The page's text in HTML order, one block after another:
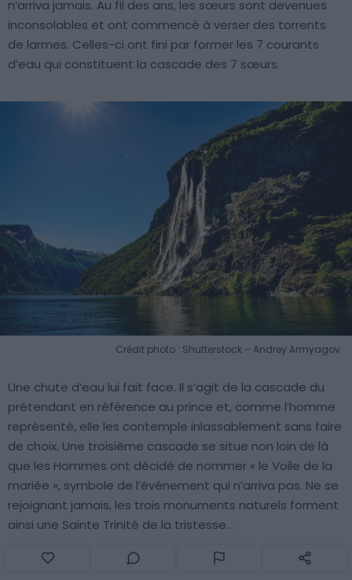
n’arriva jamais. Au fil des ans, les sœurs sont devenues
inconsolables et ont commencé à verser des torrents
de larmes. Celles-ci ont fini par former les 7 courants
d’eau qui constituent la cascade des 7 sœurs.
Crédit photo : Shutterstock – Andrey Armyagov
Une chute d’eau lui fait face. Il s’agit de la cascade du
prétendant en référence au prince et, comme l’homme
représenté, elle les contemple inlassablement sans faire
de choix. Une troisième cascade se situe non loin de là
que les Hommes ont décidé de nommer « le Voile de la
mariée », symbole de l’événement qui n’arriva pas. Ne se
rejoignant jamais, les trois monuments naturels forment
ainsi une Sainte Trinité de la tristesse…
A la rencontre des Trolls